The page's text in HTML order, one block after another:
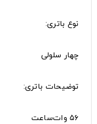
نوع باتری:
چهار سلولی
توضیحات باتری:
۵۶ وات‌ساعت